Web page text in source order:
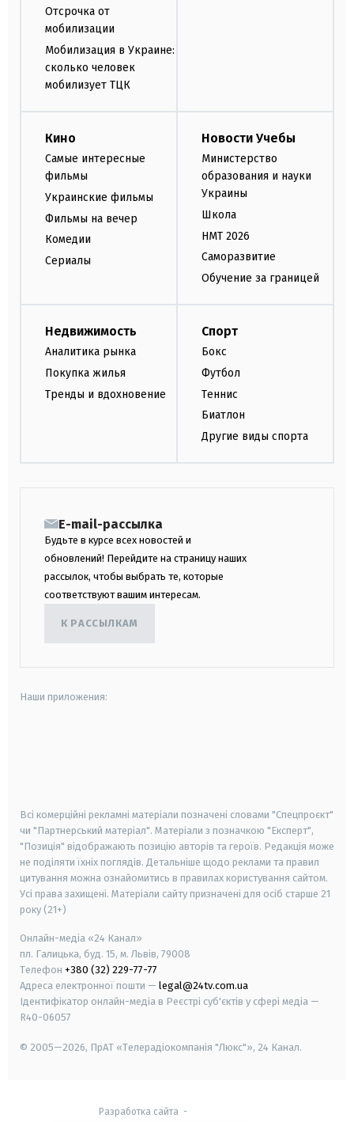
Отсрочка от
мобилизации
Мобилизация в Украине:
сколько человек
мобилизует ТЦК
Кино
Самые интересные
фильмы
Украинские фильмы
Фильмы на вечер
Комедии
Сериалы
Новости Учебы
Министерство
образования и науки
Украины
Школа
НМТ 2026
Саморазвитие
Обучение за границей
Недвижимость
Аналитика рынка
Покупка жилья
Тренды и вдохновение
Спорт
Бокс
Футбол
Теннис
Биатлон
Другие виды спорта
E-mail-рассылка
Будьте в курсе всех новостей и
обновлений! Перейдите на страницу наших
рассылок, чтобы выбрать те, которые
соответствуют вашим интересам.
К РАССЫЛКАМ
Наши приложения:
Всі комерційні рекламні матеріали позначені словами "Спецпроєкт"
чи "Партнерський матеріал". Матеріали з позначкою "Експерт",
"Позиція" відображають позицію авторів та героїв. Редакція може
не поділяти їхніх поглядів. Детальніше щодо реклами та правил
цитування можна ознайомитись в правилах користування сайтом.
Усі права захищені. Матеріали сайту призначені для осіб старше 21
року (21+)
Онлайн-медіа «24 Канал»
пл. Галицька, буд. 15, м. Львів, 79008
Телефон +380 (32) 229-77-77
Адреса електронної пошти — legal@24tv.com.ua
Ідентифікатор онлайн-медіа в Реєстрі суб'єктів у сфері медіа —
R40-06057
© 2005—2026, ПрАТ «Телерадіокомпанія "Люкс"», 24 Канал.
Разработка сайта -